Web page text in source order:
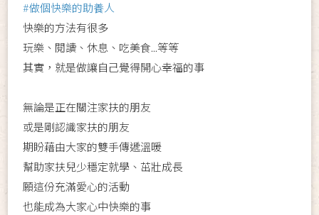
#做個快樂的助養人
快樂的方法有很多
玩樂、閱讀、休息、吃美食...等等
其實，就是做讓自己覺得開心幸福的事
無論是正在關注家扶的朋友
或是剛認識家扶的朋友
期盼藉由大家的雙手傳遞溫暖
幫助家扶兒少穩定就學、茁壯成長
願這份充滿愛心的活動
也能成為大家心中快樂的事